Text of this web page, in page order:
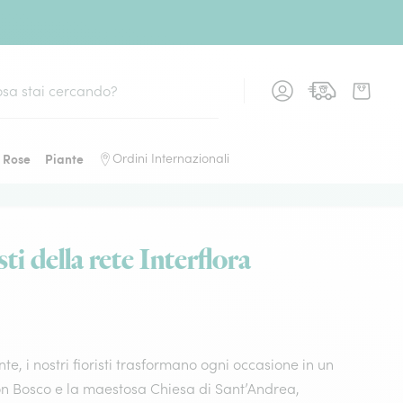
Rose Piante Ordini Internazionali
della rete Interflora
i nostri fioristi trasformano ogni occasione in un
e la maestosa Chiesa di Sant’Andrea,